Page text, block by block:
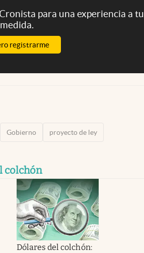
para una experiencia a tu
medida.
registrarme
Gobierno proyecto de ley
colchón
Dólares del colchón: